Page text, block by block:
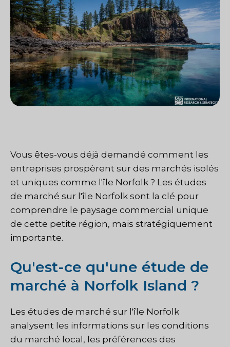
Vous êtes-vous déjà demandé comment les
entreprises prospèrent sur des marchés isolés
et uniques comme l'île Norfolk ? Les études
de marché sur l'île Norfolk sont la clé pour
comprendre le paysage commercial unique
de cette petite région, mais stratégiquement
importante.
Qu'est-ce qu'une étude de
marché à Norfolk Island ?
Les études de marché sur l'île Norfolk
analysent les informations sur les conditions
du marché local, les préférences des